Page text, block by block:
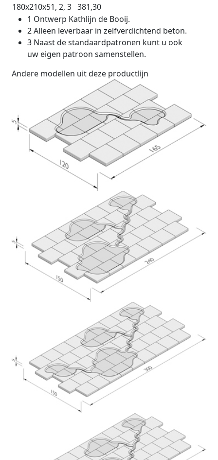
180x210x51, 2, 3 381,30
1 Ontwerp Kathlijn de Booij.
2Alleen leverbaar in zelfverdichtend beton.
3 Naast de standaardpatronen kunt u ook
uw eigen patroon samenstellen.
Andere modellen uit deze productlijn